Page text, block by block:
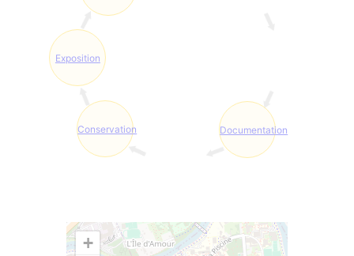
Documentation
Conservation
Exposition
+